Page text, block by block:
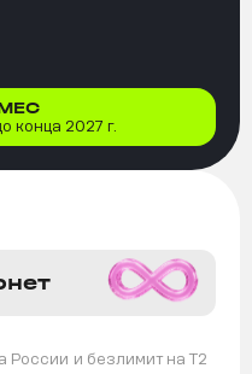
конца 2027 г.
России и безлимит на T2